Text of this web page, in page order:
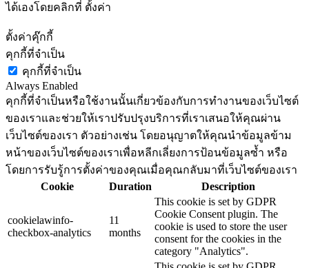
ได้เองโดยคลิกที่ ตั้งค่า
ตั้งค่าคุ๊กกี้
คุกกี้ที่จำเป็น
คุกกี้ที่จำเป็น
Always Enabled
คุกกี้ที่จำเป็นหรือใช้งานนั้นเกี่ยวข้องกับการทำงานของเว็บไซต์
ของเราและช่วยให้เราปรับปรุงบริการที่เราเสนอให้คุณผ่าน
เว็บไซต์ของเรา ตัวอย่างเช่น โดยอนุญาตให้คุณนำข้อมูลข้าม
หน้าของเว็บไซต์ของเราเพื่อหลีกเลี่ยงการป้อนข้อมูลซ้ำ หรือ
โดยการรับรู้การตั้งค่าของคุณเมื่อคุณกลับมาที่เว็บไซต์ของเรา
Cookie
Duration Description
cookielawinfo-
checkbox-analytics
11
months
This cookie is set by GDPR
Cookie Consent plugin. The
cookie is used to store the user
consent for the cookies in the
category "Analytics".